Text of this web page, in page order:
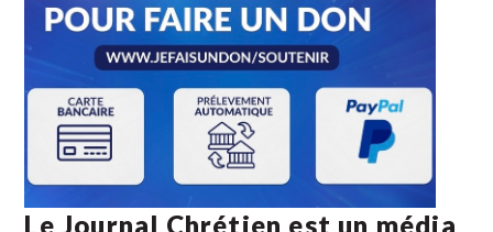
Le Journal Chrétien est un média